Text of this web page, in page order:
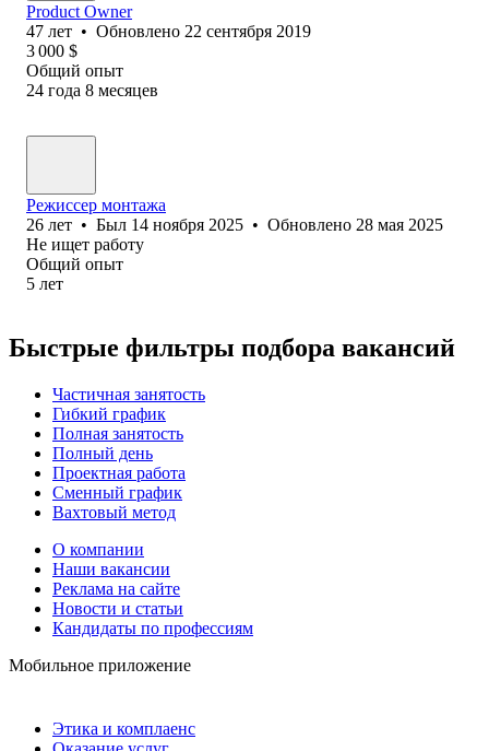
Product Owner
47 лет • Обновлено 22 сентября 2019
3 000 $
Общий опыт
24 года 8 месяцев
Режиссер монтажа
26 лет • Был 14 ноября 2025 • Обновлено 28 мая 2025
Не ищет работу
Общий опыт
5 лет
Быстрые фильтры подбора вакансий
Частичная занятость
Гибкий график
Полная занятость
Полный день
Проектная работа
Сменный график
Вахтовый метод
О компании
Наши вакансии
Реклама на сайте
Новости и статьи
Кандидаты по профессиям
Мобильное приложение
Этика и комплаенс